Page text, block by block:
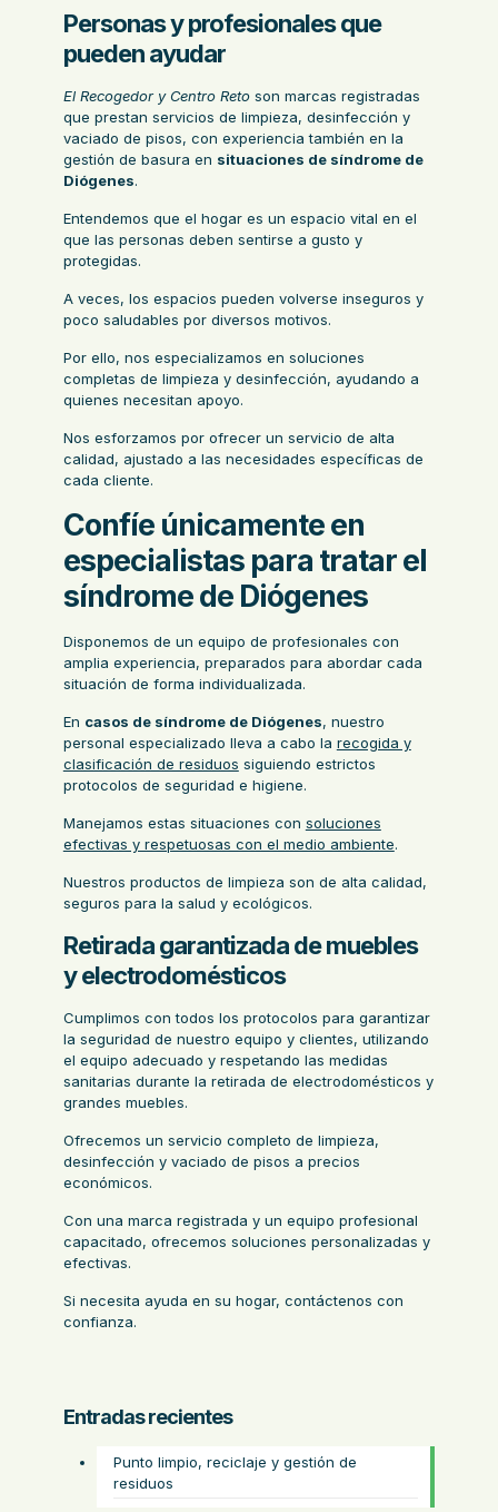
Personas y profesionales que
pueden ayudar
El Recogedory Centro Retoson marcas registradas
que prestan servicios de limpieza, desinfección y
vaciado de pisos, con experiencia también en la
gestión de basura en situaciones de síndrome de
Diógenes.
Entendemos que el hogar es un espacio vital en el
que las personas deben sentirse a gusto y
protegidas.
A veces, los espacios pueden volverse inseguros y
poco saludables por diversos motivos.
Por ello, nos especializamos en soluciones
completas de limpieza y desinfección, ayudando a
quienes necesitan apoyo.
Nos esforzamos por ofrecer un servicio de alta
calidad, ajustado a las necesidades específicas de
cada cliente.
Confíe únicamente en
especialistas para tratar el
síndrome de Diógenes
Disponemos de un equipo de profesionales con
amplia experiencia, preparados para abordar cada
situación de forma individualizada.
En casos de síndrome de Diógenes, nuestro
personal especializado lleva a cabo la recogida y
clasificación de residuos siguiendo estrictos
protocolos de seguridad e higiene.
Manejamos estas situaciones con soluciones
efectivas y respetuosas con el medio ambiente.
Nuestros productos de limpieza son de alta calidad,
seguros para la salud y ecológicos.
Retirada garantizada de muebles
y electrodomésticos
Cumplimos con todos los protocolos para garantizar
la seguridad de nuestro equipo y clientes, utilizando
el equipo adecuado y respetando las medidas
sanitarias durante la retirada de electrodomésticos y
grandes muebles.
Ofrecemos un servicio completo de limpieza,
desinfección y vaciado de pisos a precios
económicos.
Con una marca registrada y un equipo profesional
capacitado, ofrecemos soluciones personalizadas y
efectivas.
Si necesita ayuda en su hogar, contáctenos con
confianza.
Entradas recientes
Punto limpio, reciclaje y gestión de
residuos